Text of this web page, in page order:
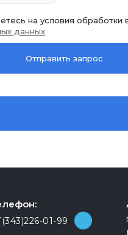
на условия обработки
данных
01-99